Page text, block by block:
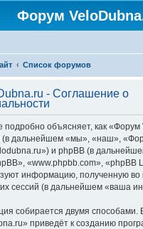
Форум
Список форумов
- Соглашение о
подробно объясняет, как «Форум
(в дальнейшем «мы», «наш»,
и phpBB (в
«www.phpbb.com», «phpBB
информацию, полученную
сессий (в дальнейшем «ваша
собирается двумя способами.
приведёт к созданию